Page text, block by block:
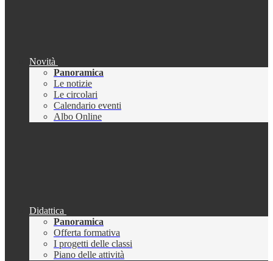
Novità
Panoramica
Le notizie
Le circolari
Calendario eventi
Albo Online
Didattica
Panoramica
Offerta formativa
I progetti delle classi
Piano delle attività